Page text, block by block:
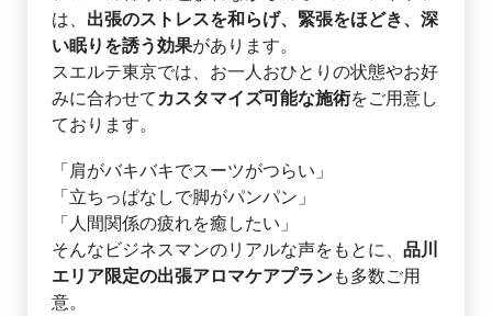
は、 出張のストレスを和らげ、緊張をほどき、深
い眠りを誘う効果があります。
スエルテ東京では、お一人おひとりの状態やお好
みに合わせてカスタマイズ可能な施術をご用意し
ております。
「肩がバキバキでスーツがつらい」
「立ちっぱなしで脚がパンパン」
「人間関係の疲れを癒したい」
そんなビジネスマンのリアルな声をもとに、 品川
エリア限定の出張アロマケアプランも多数ご用
意。